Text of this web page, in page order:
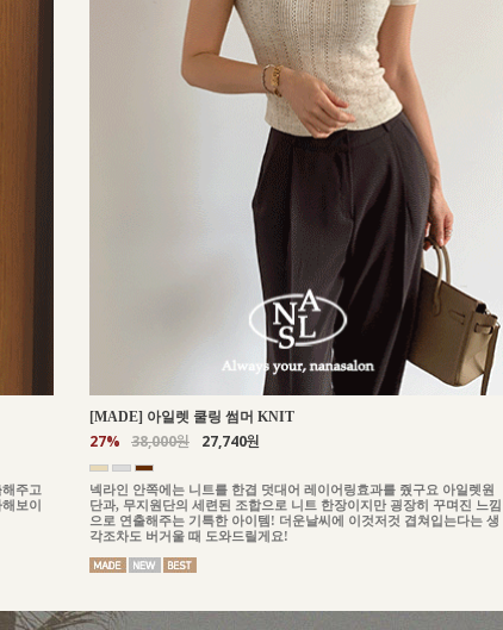
주고
보이
[MADE] 아일렛 쿨링 썸머 KNIT
27% 38,000원 27,740원
넥라인 안쪽에는 니트를 한겹 덧대어 레이어링효과를 줬구요 아일렛원
단과, 무지원단의 세련된 조합으로 니트 한장이지만 굉장히 꾸며진 느낌
으로 연출해주는 기특한 아이템! 더운날씨에 이것저것 겹쳐입는다는 생
각조차도 버거울 때 도와드릴게요!